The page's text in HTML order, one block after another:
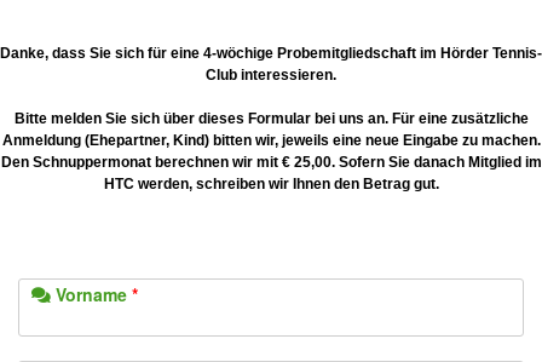
Danke, dass Sie sich für eine 4-wöchige Probemitgliedschaft im Hörder Tennis-
Club interessieren.
Bitte melden Sie sich über dieses Formular bei uns an. Für eine zusätzliche
Anmeldung (Ehepartner, Kind) bitten wir, jeweils eine neue Eingabe zu machen.
Den Schnuppermonat berechnen wir mit € 25,00. Sofern Sie danach Mitglied im
HTC werden, schreiben wir Ihnen den Betrag gut.
Vorname *